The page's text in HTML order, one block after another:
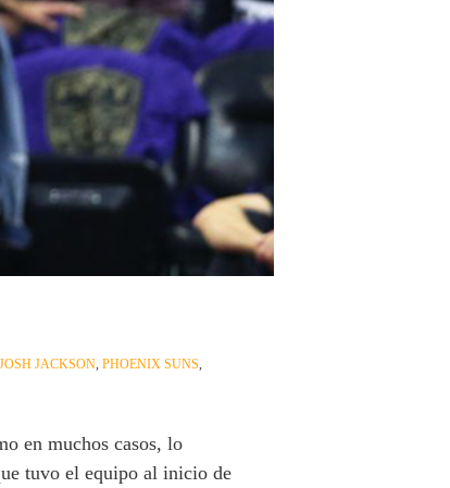
JOSH JACKSON, PHOENIX SUNS,
en muchos casos, lo
tuvo el equipo al inicio de